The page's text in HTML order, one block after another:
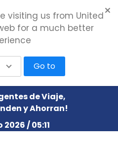
de Viaje,
y Ahorran!
/ 05:11
visiting us from United
for a much better
Go to